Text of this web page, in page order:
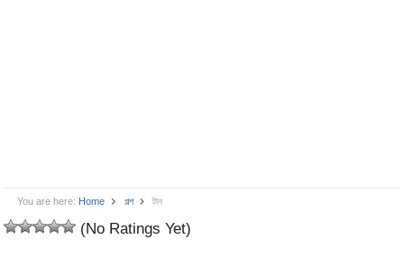
You are here: Home গল্প টান
(No Ratings Yet)